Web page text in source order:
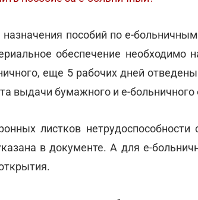
пособий по е-
обеспечение необходимо
еще 5 рабочих дней
выдачи бумажного и е-больничного
листков нетрудоспособности
в документе. А для е-